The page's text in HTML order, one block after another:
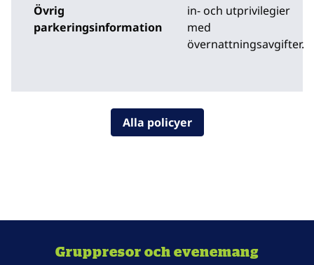
Övrig
parkeringsinformation
in- och utprivilegier
med
övernattningsavgifter.
Alla policyer
Gruppresor och evenemang